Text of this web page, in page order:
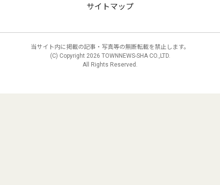
サイトマップ
当サイト内に掲載の記事・写真等の無断転載を禁止します。
(C) Copyright 2026 TOWNNEWS-SHA CO.,LTD.
All Rights Reserved.